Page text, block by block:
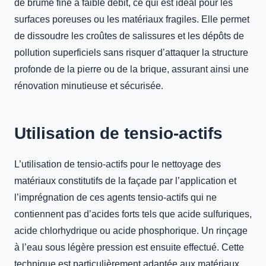
de brume fine à faible débit, ce qui est idéal pour les
surfaces poreuses ou les matériaux fragiles. Elle permet
de dissoudre les croûtes de salissures et les dépôts de
pollution superficiels sans risquer d’attaquer la structure
profonde de la pierre ou de la brique, assurant ainsi une
rénovation minutieuse et sécurisée.
Utilisation de tensio-actifs
L’utilisation de tensio-actifs pour le nettoyage des
matériaux constitutifs de la façade par l’application et
l’imprégnation de ces agents tensio-actifs qui ne
contiennent pas d’acides forts tels que acide sulfuriques,
acide chlorhydrique ou acide phosphorique. Un rinçage
à l’eau sous légère pression est ensuite effectué. Cette
technique est particulièrement adaptée aux matériaux